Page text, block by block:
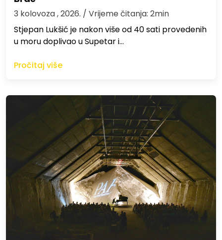
3 kolovoza , 2026. / Vrijeme čitanja: 2min
St​jepan Lukšić je nakon više od 40 sati provedenih
u moru doplivao u Supetar i…
Pročitaj više